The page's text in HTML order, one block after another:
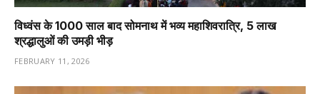
विध्वंस के 1000 साल बाद सोमनाथ में भव्य महाशिवरात्रि, 5 लाख
श्रद्धालुओं की उमड़ी भीड़
FEBRUARY 11, 2026